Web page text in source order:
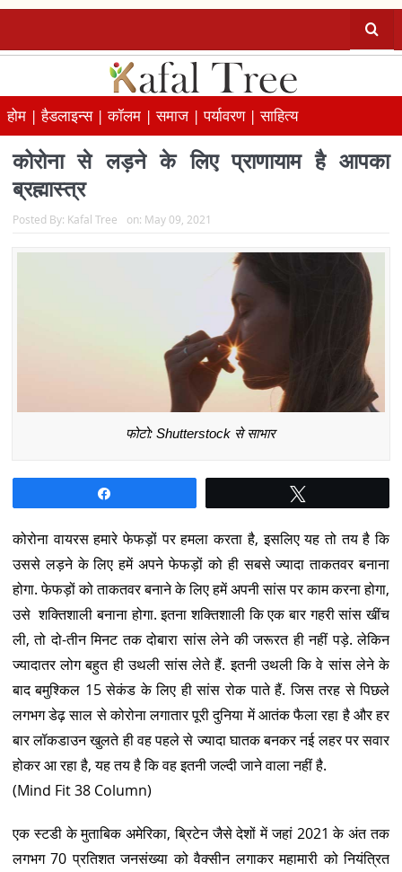
होम |हैडलाइन्स |कॉलम |समाज |पर्यावरण |साहित्य
कोरोना से लड़ने के लिए प्राणायाम है आपका
ब्रह्मास्त्र
Posted By: Kafal Tree on: May 09, 2021
फोटो: Shutterstock से साभार
कोरोना वायरस हमारे फेफड़ों पर हमला करता है, इसलिए यह तो तय है कि
उससे लड़ने के लिए हमें अपने फेफड़ों को ही सबसे ज्यादा ताकतवर बनाना
होगा. फेफड़ों को ताकतवर बनाने के लिए हमें अपनी सांस पर काम करना होगा,
उसे शक्तिशाली बनाना होगा. इतना शक्तिशाली कि एक बार गहरी सांस खींच
ली, तो दो-तीन मिनट तक दोबारा सांस लेने की जरूरत ही नहीं पड़े. लेकिन
ज्यादातर लोग बहुत ही उथली सांस लेते हैं. इतनी उथली कि वे सांस लेने के
बाद बमुश्किल 15 सेकंड के लिए ही सांस रोक पाते हैं. जिस तरह से पिछले
लगभग डेढ़ साल से कोरोना लगातार पूरी दुनिया में आतंक फैला रहा है और हर
बार लॉकडाउन खुलते ही वह पहले से ज्यादा घातक बनकर नई लहर पर सवार
होकर आ रहा है, यह तय है कि वह इतनी जल्दी जाने वाला नहीं है.
(Mind Fit 38 Column)
एक स्टडी के मुताबिक अमेरिका, ब्रिटेन जैसे देशों में जहां 2021 के अंत तक
लगभग 70 प्रतिशत जनसंख्या को वैक्सीन लगाकर महामारी को नियंत्रित